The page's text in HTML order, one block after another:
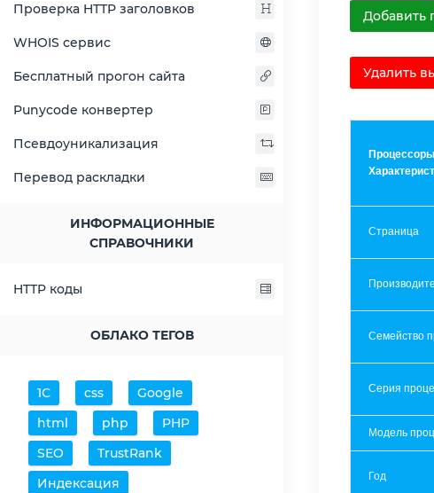
Проверка HTTP заголовков
WHOIS сервис
Бесплатный прогон сайта
Punycode конвертер
Псевдоуникализация
Перевод раскладки
ИНФОРМАЦИОННЫЕ
СПРАВОЧНИКИ
HTTP коды
ОБЛАКО ТЕГОВ
1С css
Google
html
php
PHP
SEO
TrustRank
Индексация
Добавить
Удалить
Страница
Семейство
Серия
Модель
Год